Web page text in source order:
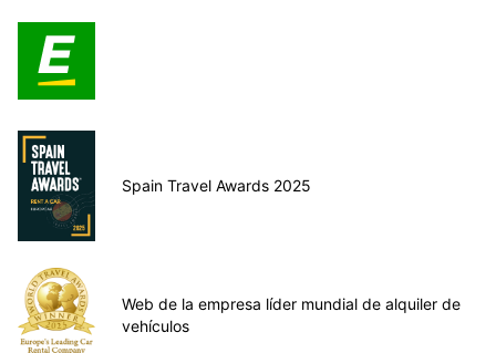
Spain Travel Awards 2025
Web de la empresa líder mundial de alquiler de
vehículos